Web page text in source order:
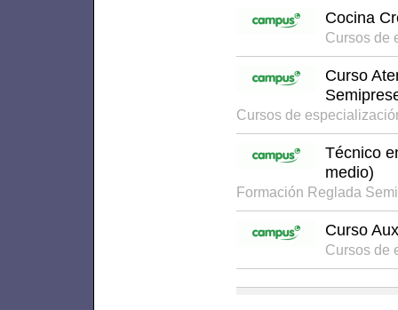
Cocina
Cursos de
Curso
Cursos de
Técnico
medio)
Formación Reglada
Curso
Cursos de